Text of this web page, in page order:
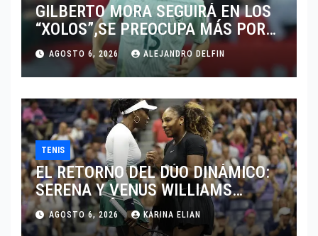
GILBERTO MORA SEGUIRÁ EN LOS
“XOLOS”,SE PREOCUPA MÁS POR
JUGAR EN SU EQUIPO.
AGOSTO 6, 2026 ALEJANDRO DELFIN
TENIS
EL RETORNO DEL DÚO DINÁMICO:
SERENA Y VENUS WILLIAMS
DISPUTARÁN LOS DOBLES EN
CINCINNATI 2026
AGOSTO 6, 2026 KARINA ELIAN